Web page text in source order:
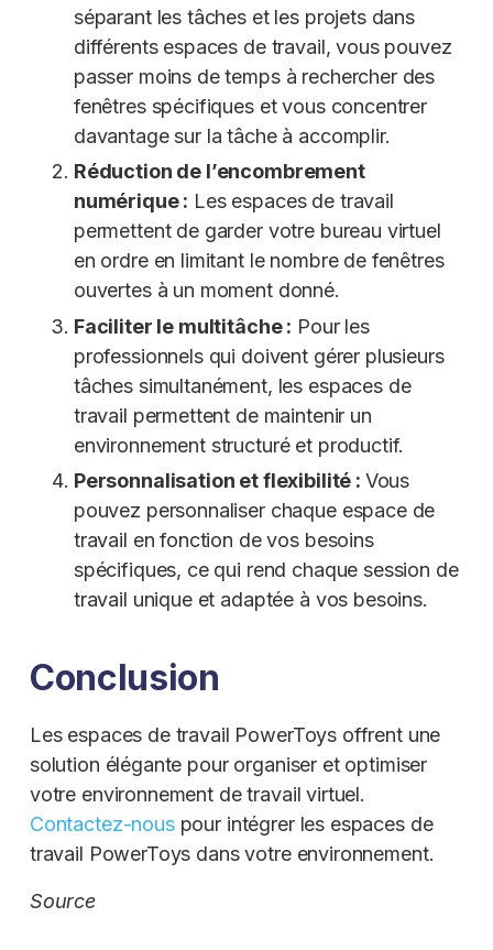
séparant les tâches et les projets dans
différents espaces de travail, vous pouvez
passer moins de temps à rechercher des
fenêtres spécifiques et vous concentrer
davantage sur la tâche à accomplir.
Réduction de l’encombrement
numérique : Les espaces de travail
permettent de garder votre bureau virtuel
en ordre en limitant le nombre de fenêtres
ouvertes à un moment donné.
Faciliter le multitâche : Pour les
professionnels qui doivent gérer plusieurs
tâches simultanément, les espaces de
travail permettent de maintenir un
environnement structuré et productif.
Personnalisation et flexibilité : Vous
pouvez personnaliser chaque espace de
travail en fonction de vos besoins
spécifiques, ce qui rend chaque session de
travail unique et adaptée à vos besoins.
Conclusion
Les espaces de travail PowerToys offrent une
solution élégante pour organiser et optimiser
votre environnement de travail virtuel.
Contactez-nouspour intégrer les espaces de
travail PowerToys dans votre environnement.
Source